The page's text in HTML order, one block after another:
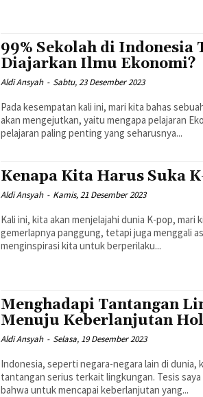
99% Sekolah di Indonesia
Diajarkan Ilmu Ekonomi?
Aldi Ansyah - Sabtu, 23 Desember 2023
Pada kesempatan kali ini, mari kita bahas
akan mengejutkan, yaitu mengapa pelajaran
pelajaran paling penting yang seharusnya...
Kenapa Kita Harus Suka
Aldi Ansyah - Kamis, 21 Desember 2023
Kali ini, kita akan menjelajahi dunia K-pop, mari
gemerlapnya panggung, tetapi juga menggali
menginspirasi kita untuk berperilaku...
Menghadapi Tantangan
Menuju Keberlanjutan
Aldi Ansyah - Selasa, 19 Desember 2023
Indonesia, seperti negara-negara lain di dunia,
tantangan serius terkait lingkungan. Tesis saya
bahwa untuk mencapai keberlanjutan yang...